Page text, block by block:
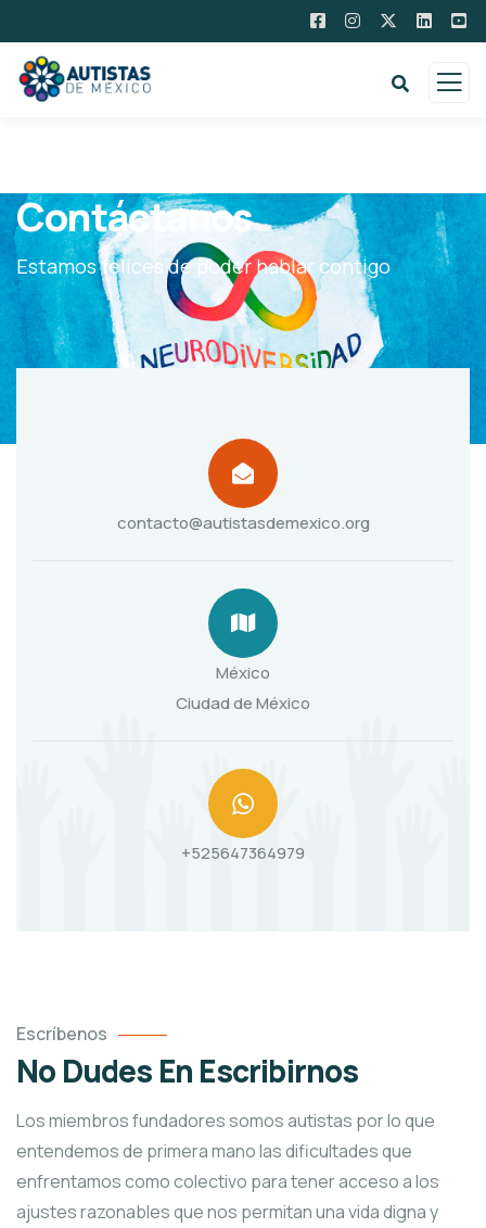
Contáctanos
Estamos felices de poder hablar contigo
contacto@autistasdemexico.org
México
Ciudad de México
+525647364979
Escríbenos
No Dudes En Escribirnos
Los miembros fundadores somos autistas por lo que
entendemos de primera mano las dificultades que
enfrentamos como colectivo para tener acceso a los
ajustes razonables que nos permitan una vida digna y